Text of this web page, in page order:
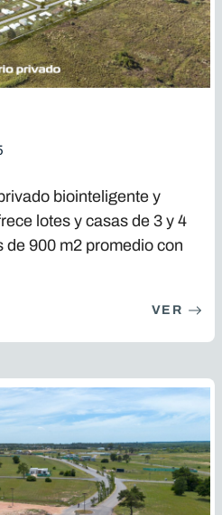
biointeligente y
lotes y casas de 3 y 4
900 m2 promedio con
VER